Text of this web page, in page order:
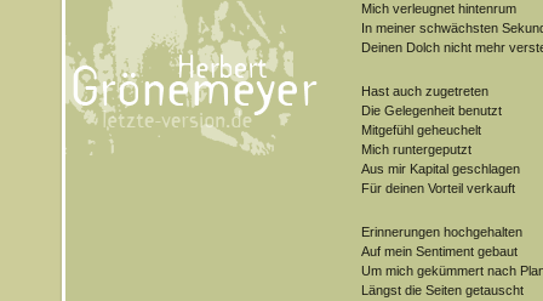
Mich verleugnet hintenrum
In meiner schwächsten
Deinen Dolch nicht mehr
Hast auch zugetreten
Die Gelegenheit benutzt
Mitgefühl geheuchelt
Mich runtergeputzt
Aus mir Kapital geschlagen
Für deinen Vorteil verkauft
Erinnerungen hochgehalten
Auf mein Sentiment gebaut
Um mich gekümmert nach
Längst die Seiten getauscht